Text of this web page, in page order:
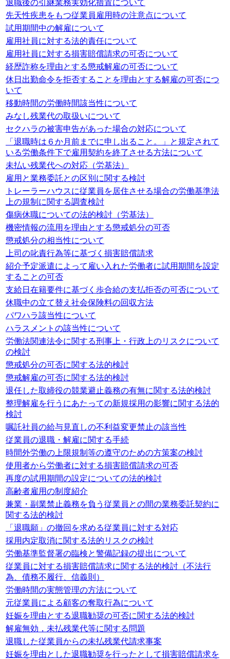
退職後の引継業務実効化措置について
先天性疾患をもつ従業員雇用時の注意点について
試用期間中の解雇について
雇用社員に対する法的責任について
雇用社員に対する損害賠償請求の可否について
経歴詐称を理由とする懲戒解雇の可否について
休日出勤命令を拒否することを理由とする解雇の可否につ
いて
移動時間の労働時間該当性について
みなし残業代の取扱いについて
セクハラの被害申告があった場合の対応について
「退職時は６か月前までに申し出ること。」と規定されて
いる労働条件下で雇用契約を終了させる方法について
未払い残業代への対応（労基法）
雇用と業務委託との区別に関する検討
トレーラーハウスに従業員を居住させる場合の労働基準法
上の規制に関する調査検討
傷病休職についての法的検討（労基法）
機密情報の流用を理由とする懲戒処分の可否
懲戒処分の相当性について
上司の叱責行為等に基づく損害賠償請求
紹介予定派遣によって雇い入れた労働者に試用期間を設定
することの可否
支給日在籍要件に基づく歩合給の支払拒否の可否について
休職中の立て替え社会保険料の回収方法
パワハラ該当性について
ハラスメントの該当性について
労働法関連法令に関する刑事上・行政上のリスクについて
の検討
懲戒処分の可否に関する法的検討
懲戒解雇の可否に関する法的検討
退任した取締役の競業避止義務の有無に関する法的検討
整理解雇を行うにあたっての新規採用の影響に関する法的
検討
嘱託社員の給与見直しの不利益変更禁止の該当性
従業員の退職・解雇に関する手続
時間外労働の上限規制等の遵守のための方策案の検討
使用者から労働者に対する損害賠償請求の可否
再度の試用期間の設定についての法的検討
高齢者雇用の制度紹介
兼業・副業禁止義務を負う従業員との間の業務委託契約に
関する法的検討
「退職願」の撤回を求める従業員に対する対応
採用内定取消に関する法的リスクの検討
労働基準監督署の臨検と警備記録の提出について
従業員に対する損害賠償請求に関する法的検討（不法行
為、債務不履行、信義則）
労働時間の実態管理の方法について
元従業員による顧客の奪取行為について
妊娠を理由とする退職勧奨の可否に関する法的検討
解雇無効，未払残業代等に関する問題
退職した従業員からの未払残業代請求事案
妊娠を理由とした退職勧奨を行ったとして損害賠償請求を